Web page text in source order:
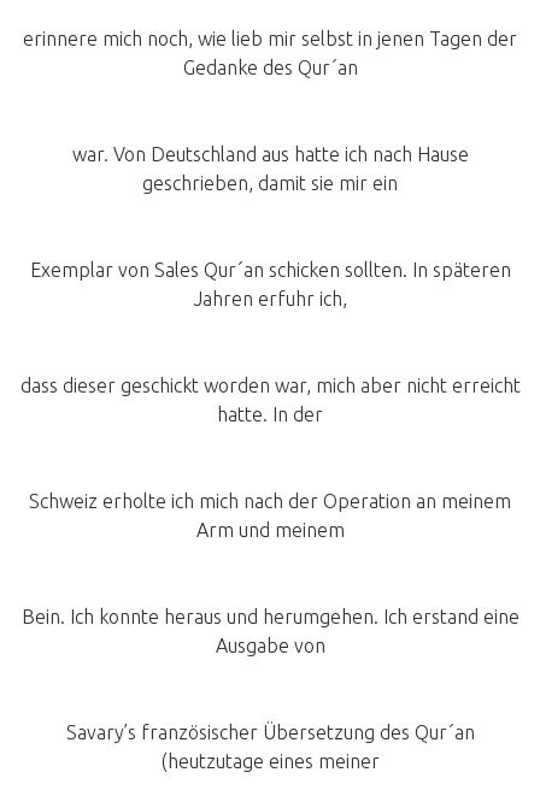
erinnere mich noch, wie lieb mir selbst in jenen Tagen der
Gedanke des Qur´an
war. Von Deutschland aus hatte ich nach Hause
geschrieben, damit sie mir ein
Exemplar von Sales Qur´an schicken sollten. In späteren
Jahren erfuhr ich,
dass dieser geschickt worden war, mich aber nicht erreicht
hatte. In der
Schweiz erholte ich mich nach der Operation an meinem
Arm und meinem
Bein. Ich konnte heraus und herumgehen. Ich erstand eine
Ausgabe von
Savary’s französischer Übersetzung des Qur´an
(heutzutage eines meiner